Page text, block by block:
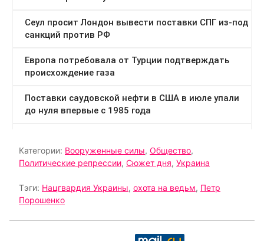
Категории: Вооруженные силы, Общество,
Политические репрессии, Сюжет дня, Украина
Тэги: Нацгвардия Украины, охота на ведьм, Петр
Порошенко